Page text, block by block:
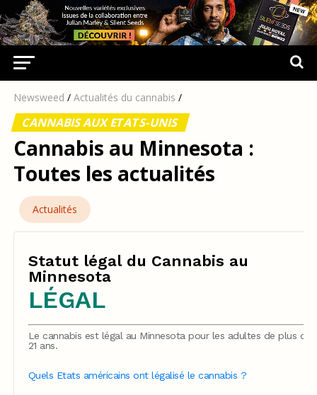
Newsweed / Actualités du cannabis /
CANNABIS AUX ETATS-UNIS
Cannabis au Minnesota :
Toutes les actualités
Actualités
Statut légal du Cannabis au
Minnesota
LÉGAL
Le cannabis est légal au Minnesota pour les adultes de plus de
21 ans.
Quels Etats américains ont légalisé le cannabis ?